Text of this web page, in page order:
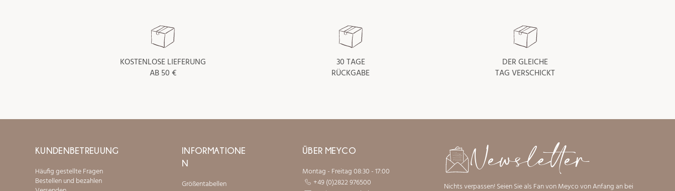
KOSTENLOSE LIEFERUNG
AB 50 €
30 TAGE
RÜCKGABE
DER GLEICHE
TAG VERSCHICKT
Newsletter
Nichts verpassen! Seien Sie als Fan von Meyco von Anfang an bei
KUNDENBETREUUNG
Häufig gestellte Fragen
Bestellen und bezahlen
INFORMATIONE
N
Größentabellen
ÜBER MEYCO
Montag - Freitag 08:30 - 17:00
+49 (0)2822 976500